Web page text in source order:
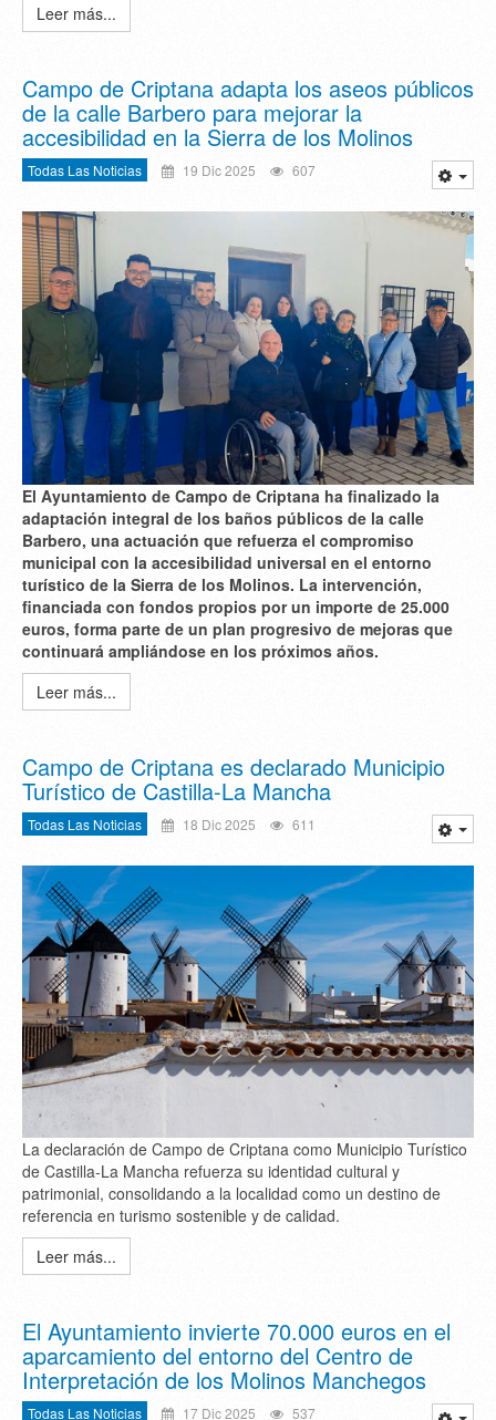
Leer más...
Campo de Criptana adapta los aseos públicos
de la calle Barbero para mejorar la
accesibilidad en la Sierra de los Molinos
Todas Las Noticias 19 Dic 2025 607
El Ayuntamiento de Campo de Criptana ha finalizado la
adaptación integral de los baños públicos de la calle
Barbero, una actuación que refuerza el compromiso
municipal con la accesibilidad universal en el entorno
turístico de la Sierra de los Molinos. La intervención,
financiada con fondos propios por un importe de 25.000
euros, forma parte de un plan progresivo de mejoras que
continuará ampliándose en los próximos años.
Leer más...
Campo de Criptana es declarado Municipio
Turístico de Castilla-La Mancha
Todas Las Noticias 18 Dic 2025 611
La declaración de Campo de Criptana como Municipio Turístico
de Castilla-La Mancha refuerza su identidad cultural y
patrimonial, consolidando a la localidad como un destino de
referencia en turismo sostenible y de calidad.
Leer más...
El Ayuntamiento invierte 70.000 euros en el
aparcamiento del entorno del Centro de
Interpretación de los Molinos Manchegos
Todas Las Noticias 17 Dic 2025 537